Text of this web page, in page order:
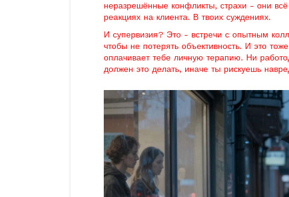
неразрешённые конфликты, страхи - они
реакциях на клиента. В твоих суждениях.
И супервизия? Это - встречи с опытным
чтобы не потерять объективность. И это
оплачивает тебе личную терапию. Ни
должен это делать, иначе ты рискуешь